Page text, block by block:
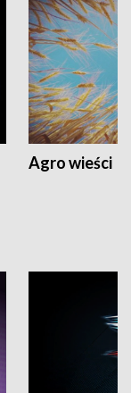
Agro wieści